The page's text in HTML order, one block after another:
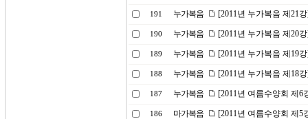
191 누가복음 [2011년 누가복음 제21
190 누가복음 [2011년 누가복음 제20
189 누가복음 [2011년 누가복음 제19
188 누가복음 [2011년 누가복음 제18
187 누가복음 [2011년 여름수양회 제
186 마가복음 [2011년 여름수양회 제